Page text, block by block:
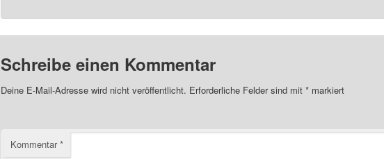
Schreibe einen Kommentar
Deine E-Mail-Adresse wird nicht veröffentlicht. Erforderliche Felder sind mit *markiert
Kommentar*